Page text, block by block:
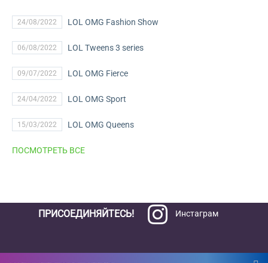
24/08/2022 LOL OMG Fashion Show
06/08/2022 LOL Tweens 3 series
09/07/2022 LOL OMG Fierce
24/04/2022 LOL OMG Sport
15/03/2022 LOL OMG Queens
ПОСМОТРЕТЬ ВСЕ
ПРИСОЕДИНЯЙТЕСЬ! Инстаграм